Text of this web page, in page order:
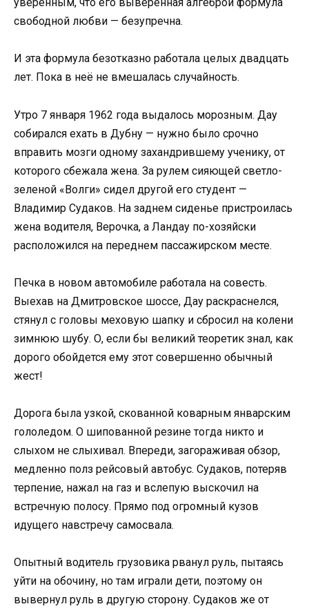
свободной любви — безупречна.
И эта формула безотказно работала целых двадцать
лет. Пока в неё не вмешалась случайность.
Утро 7 января 1962 года выдалось морозным. Дау
собирался ехать в Дубну — нужно было срочно
вправить мозги одному захандрившему ученику, от
которого сбежала жена. За рулем сияющей светло-
зеленой «Волги» сидел другой его студент —
Владимир Судаков. На заднем сиденье пристроилась
жена водителя, Верочка, а Ландау по-хозяйски
расположился на переднем пассажирском месте.
Печка в новом автомобиле работала на совесть.
Выехав на Дмитровское шоссе, Дау раскраснелся,
стянул с головы меховую шапку и сбросил на колени
зимнюю шубу. О, если бы великий теоретик знал, как
дорого обойдется ему этот совершенно обычный
жест!
Дорога была узкой, скованной коварным январским
гололедом. О шипованной резине тогда никто и
слыхом не слыхивал. Впереди, загораживая обзор,
медленно полз рейсовый автобус. Судаков, потеряв
терпение, нажал на газ и вслепую выскочил на
встречную полосу. Прямо под огромный кузов
идущего навстречу самосвала.
Опытный водитель грузовика рванул руль, пытаясь
уйти на обочину, но там играли дети, поэтому он
вывернул руль в другую сторону. Судаков же от